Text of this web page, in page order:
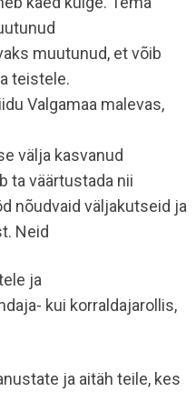
muutunud, et võib
teistele.
Valgamaa malevas,
välja kasvanud
ta väärtustada nii
nõudvaid väljakutseid ja
Neid
ja
kui korraldajarollis,
ja aitäh teile, kes